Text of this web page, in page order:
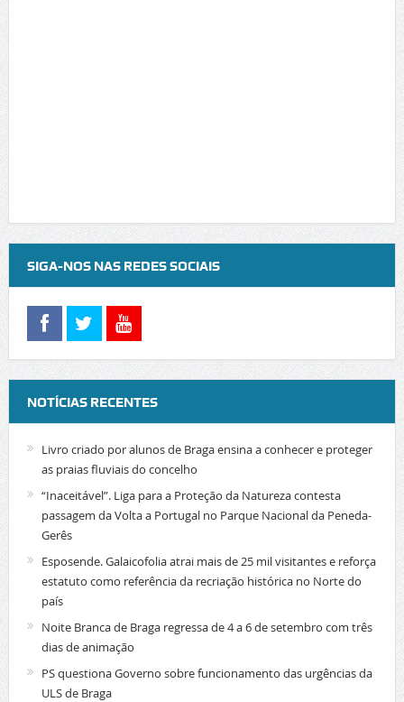
SIGA-NOS NAS REDES SOCIAIS
NOTÍCIAS RECENTES
Livro criado por alunos de Braga ensina a conhecer e proteger
as praias fluviais do concelho
“Inaceitável”. Liga para a Proteção da Natureza contesta
passagem da Volta a Portugal no Parque Nacional da Peneda-
Gerês
Esposende. Galaicofolia atrai mais de 25 mil visitantes e reforça
estatuto como referência da recriação histórica no Norte do
país
Noite Branca de Braga regressa de 4 a 6 de setembro com três
dias de animação
PS questiona Governo sobre funcionamento das urgências da
ULS de Braga